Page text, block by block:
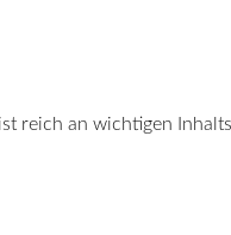
reich an wichtigen